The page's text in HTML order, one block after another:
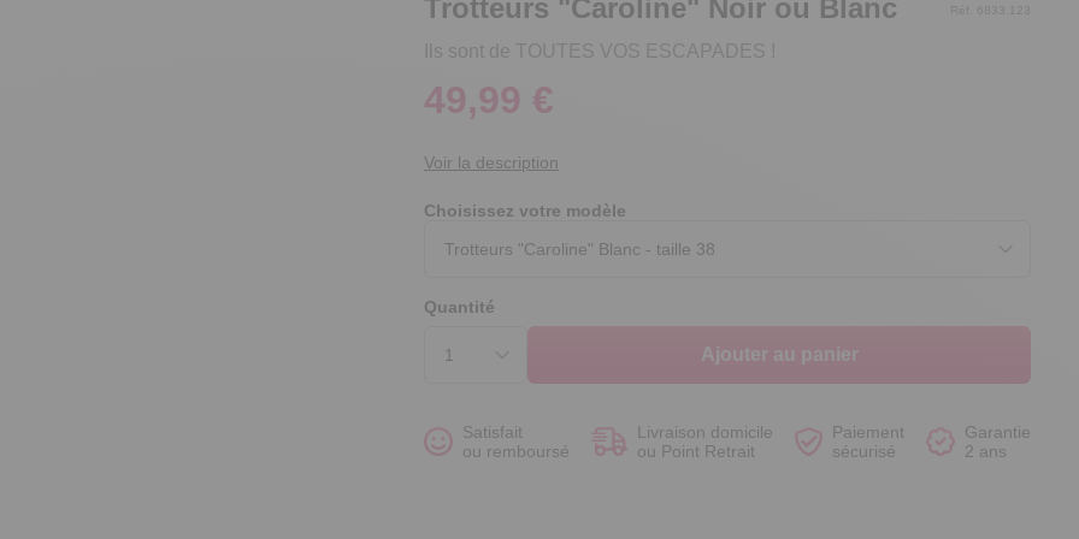
Trotteurs "Caroline" Noir ou Blanc
Ils sont de TOUTES VOS ESCAPADES !
Réf. 6833.123
49,99 €
Voir la description
Choisissez votre modèle
Quantité
Ajouter au panier
Satisfait
ou remboursé
Livraison domicile
ou Point Retrait
Paiement
sécurisé
Garantie
2 ans